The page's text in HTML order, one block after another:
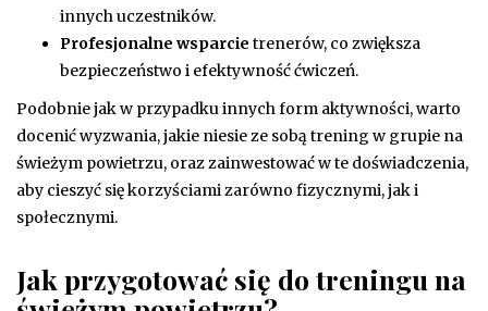
innych uczestników.
Profesjonalne wsparcie trenerów, co zwiększa
bezpieczeństwo i efektywność ćwiczeń.
Podobnie jak w przypadku innych form aktywności, warto
docenić wyzwania, jakie niesie ze sobą trening w grupie na
świeżym powietrzu, oraz zainwestować w te doświadczenia,
aby cieszyć się korzyściami zarówno fizycznymi, jak i
społecznymi.
Jak przygotować się do treningu na